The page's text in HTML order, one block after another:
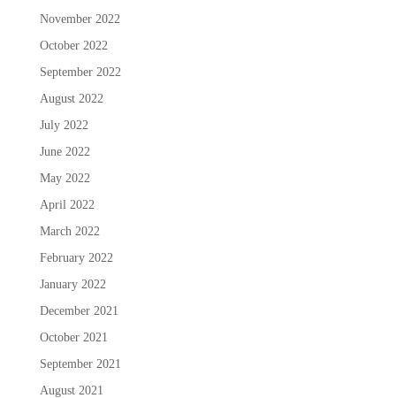
November 2022
October 2022
September 2022
August 2022
July 2022
June 2022
May 2022
April 2022
March 2022
February 2022
January 2022
December 2021
October 2021
September 2021
August 2021